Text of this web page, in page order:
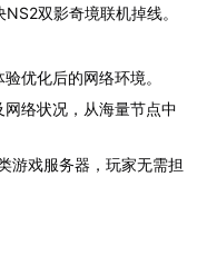
双影奇境联机掉线。
优化后的网络环境。
络状况，从海量节点中
游戏服务器，玩家无需担